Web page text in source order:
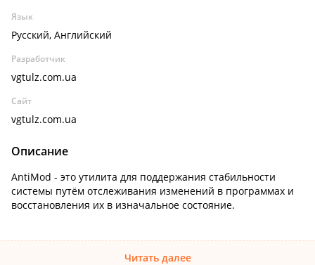
Язык
Русский, Английский
Разработчик
vgtulz.com.ua
Сайт
vgtulz.com.ua
Описание
AntiMod - это утилита для поддержания стабильности
системы путём отслеживания изменений в программах и
восстановления их в изначальное состояние.
Читать далее